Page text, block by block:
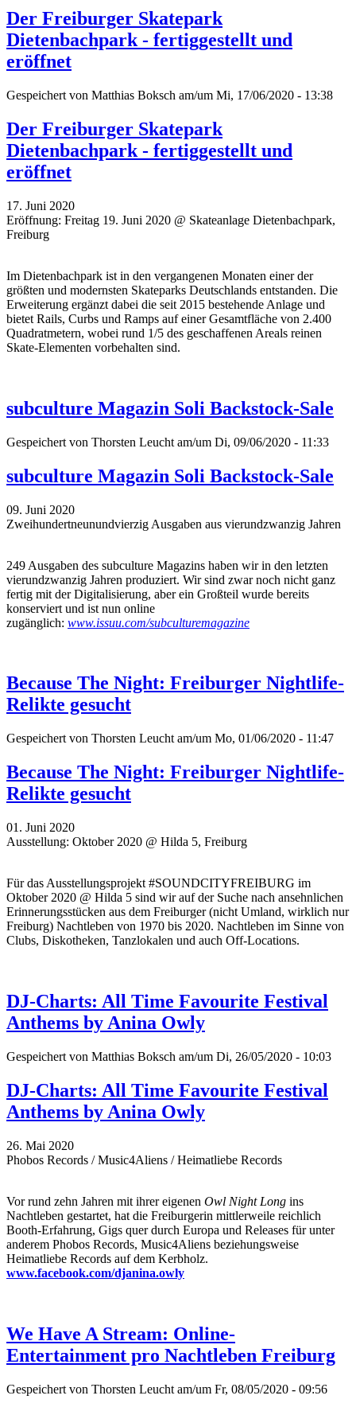
Der Freiburger Skatepark
Dietenbachpark - fertiggestellt und
eröffnet
Gespeichert von Matthias Boksch am/um Mi, 17/06/2020 - 13:38
Der Freiburger Skatepark
Dietenbachpark - fertiggestellt und
eröffnet
17. Juni 2020
Eröffnung: Freitag 19. Juni 2020 @ Skateanlage Dietenbachpark,
Freiburg
Im Dietenbachpark ist in den vergangenen Monaten einer der
größten und modernsten Skateparks Deutschlands entstanden. Die
Erweiterung ergänzt dabei die seit 2015 bestehende Anlage und
bietet Rails, Curbs und Ramps auf einer Gesamtfläche von 2.400
Quadratmetern, wobei rund 1/5 des geschaffenen Areals reinen
Skate-Elementen vorbehalten sind.
subculture Magazin Soli Backstock-Sale
Gespeichert von Thorsten Leucht am/um Di, 09/06/2020 - 11:33
subculture Magazin Soli Backstock-Sale
09. Juni 2020
Zweihundertneunundvierzig Ausgaben aus vierundzwanzig Jahren
249 Ausgaben des subculture Magazins haben wir in den letzten
vierundzwanzig Jahren produziert. Wir sind zwar noch nicht ganz
fertig mit der Digitalisierung, aber ein Großteil wurde bereits
konserviert und ist nun online
zugänglich: www.issuu.com/subculturemagazine
Because The Night: Freiburger Nightlife-
Relikte gesucht
Gespeichert von Thorsten Leucht am/um Mo, 01/06/2020 - 11:47
Because The Night: Freiburger Nightlife-
Relikte gesucht
01. Juni 2020
Ausstellung: Oktober 2020 @ Hilda 5, Freiburg
Für das Ausstellungsprojekt #SOUNDCITYFREIBURG im
Oktober 2020 @ Hilda 5 sind wir auf der Suche nach ansehnlichen
Erinnerungsstücken aus dem Freiburger (nicht Umland, wirklich nur
Freiburg) Nachtleben von 1970 bis 2020. Nachtleben im Sinne von
Clubs, Diskotheken, Tanzlokalen und auch Off-Locations.
DJ-Charts: All Time Favourite Festival
Anthems by Anina Owly
Gespeichert von Matthias Boksch am/um Di, 26/05/2020 - 10:03
DJ-Charts: All Time Favourite Festival
Anthems by Anina Owly
26. Mai 2020
Phobos Records / Music4Aliens / Heimatliebe Records
Vor rund zehn Jahren mit ihrer eigenen Owl Night Long ins
Nachtleben gestartet, hat die Freiburgerin mittlerweile reichlich
Booth-Erfahrung, Gigs quer durch Europa und Releases für unter
anderem Phobos Records, Music4Aliens beziehungsweise
Heimatliebe Records auf dem Kerbholz.
www.facebook.com/djanina.owly
We Have A Stream: Online-
Entertainment pro Nachtleben Freiburg
Gespeichert von Thorsten Leucht am/um Fr, 08/05/2020 - 09:56